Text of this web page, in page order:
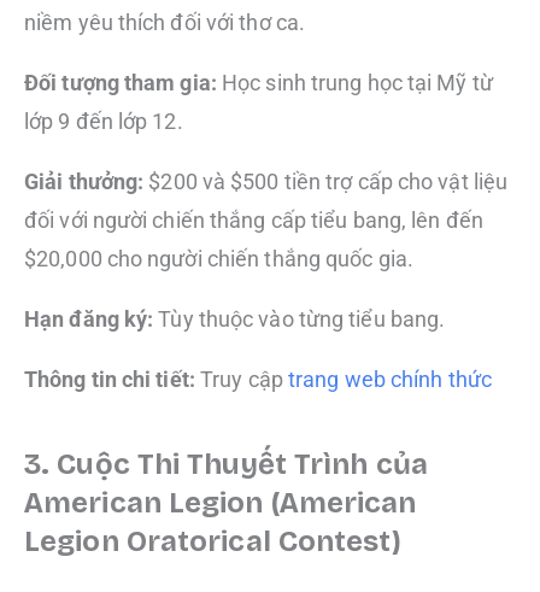
niềm yêu thích đối với thơ ca.
Đối tượng tham gia: Học sinh trung học tại Mỹ từ
lớp 9 đến lớp 12.
Giải thưởng: $200 và $500 tiền trợ cấp cho vật liệu
đối với người chiến thắng cấp tiểu bang, lên đến
$20,000 cho người chiến thắng quốc gia.
Hạn đăng ký: Tùy thuộc vào từng tiểu bang.
Thông tin chi tiết: Truy cậptrang web chính thức
3. Cuộc Thi Thuyết Trình của
American Legion (American
Legion Oratorical Contest)